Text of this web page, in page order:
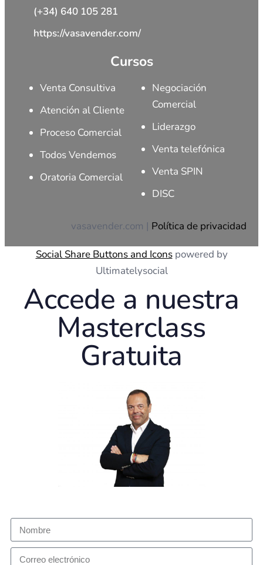
(+34) 640 105 281
https://vasavender.com/
Cursos
Venta Consultiva
Atención al Cliente
Proceso Comercial
Todos Vendemos
Oratoria Comercial
Negociación
Comercial
Liderazgo
Venta telefónica
Venta SPIN
DISC
vasavender.com | Política de privacidad
Social Share Buttons and Iconspowered by
Ultimatelysocial
Accede a nuestra
Masterclass
Gratuita